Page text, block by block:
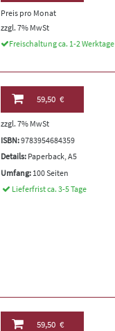
Preis pro Monat
zzgl. 7% MwSt
Freischaltung ca. 1-2 Werktage
59,50 €
zzgl. 7% MwSt
ISBN:9783954684359
Details: Paperback, A5
Umfang: 100 Seiten
Lieferfrist ca. 3-5 Tage
59,50 €